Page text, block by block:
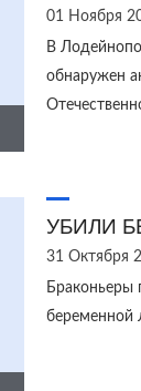
01 Ноября
В
обнаружен
УБИЛИ
31 Октября
Браконьеры
беременной